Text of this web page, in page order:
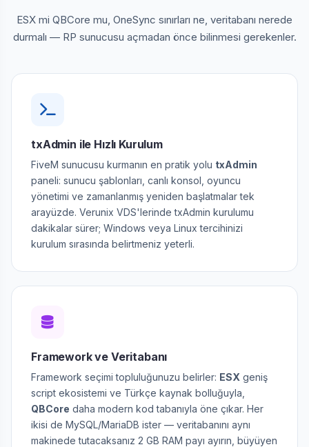
ESX mi QBCore mu, OneSync sınırları ne, veritabanı nerede
durmalı — RP sunucusu açmadan önce bilinmesi gerekenler.
txAdmin ile Hızlı Kurulum
FiveM sunucusu kurmanın en pratik yolu txAdmin
paneli: sunucu şablonları, canlı konsol, oyuncu
yönetimi ve zamanlanmış yeniden başlatmalar tek
arayüzde. Verunix VDS'lerinde txAdmin kurulumu
dakikalar sürer; Windows veya Linux tercihinizi
kurulum sırasında belirtmeniz yeterli.
Framework ve Veritabanı
Framework seçimi topluluğunuzu belirler: ESX geniş
script ekosistemi ve Türkçe kaynak bolluğuyla,
QBCore daha modern kod tabanıyla öne çıkar. Her
ikisi de MySQL/MariaDB ister — veritabanını aynı
makinede tutacaksanız 2 GB RAM payı ayırın, büyüyen